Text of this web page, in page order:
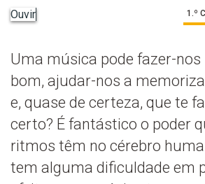
Ouvir 1.º
Uma música pode fazer-
bom, ajudar-nos a
e, quase de certeza, que te
certo? É fantástico o poder
ritmos têm no cérebro
tem alguma dificuldade em